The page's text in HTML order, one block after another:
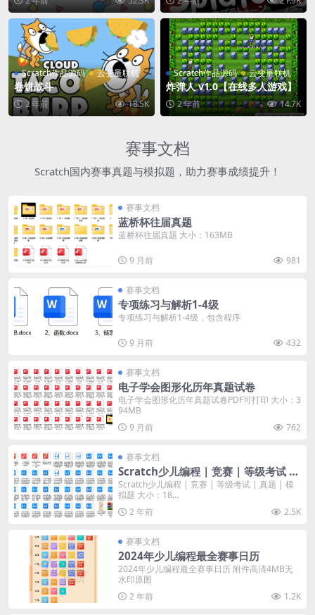
Scratch作品源码 云变量联机
卷饼战斗
2 年前 18.5K
Scratch作品源码 云变量联机
炸弹人 v1.0【在线多人游戏】
2 年前 14.7K
赛事文档
Scratch国内赛事真题与模拟题，助力赛事成绩提升！
赛事文档
蓝桥杯往届真题
蓝桥杯往届真题 大小：163MB
9 月前 981
赛事文档
专项练习与解析1-4级
专项练习与解析1-4级，包含程序
9 月前 432
赛事文档
电子学会图形化历年真题试卷
电子学会图形化历年真题试卷PDF可打印 大小：3
94MB
9 月前
762
赛事文档
Scratch少儿编程 | 竞赛 | 等级考试 |
真题 | 模拟题
Scratch少儿编程 | 竞赛 | 等级考试 | 真题 | 模
拟题 大小：18...
2 年前
2.5K
赛事文档
2024年少儿编程最全赛事日历
2024年少儿编程最全赛事日历 附件高清4MB无
水印原图
2 年前
1.2K